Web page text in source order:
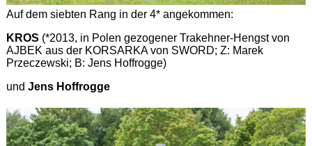
Auf dem siebten Rang in der 4* angekommen:
KROS (*2013, in Polen gezogener Trakehner-Hengst von
AJBEK aus der KORSARKA von SWORD; Z: Marek
Przeczewski; B: Jens Hoffrogge)
und Jens Hoffrogge